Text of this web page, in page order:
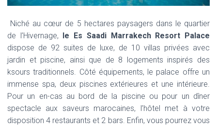
Niché au cœur de 5 hectares paysagers dans le quartier
de l’Hivernage,
le Es Saadi Marrakech Resort Palace
dispose de 92 suites de luxe, de 10 villas privées avec
jardin et piscine, ainsi que de 8 logements inspirés des
ksours traditionnels. Côté équipements, le palace offre un
immense spa, deux piscines extérieures et une intérieure.
Pour un en-cas au bord de la piscine ou pour un dîner
spectacle aux saveurs marocaines, l’hôtel met à votre
disposition 4 restaurants et 2 bars. Enfin, vous pourrez vous